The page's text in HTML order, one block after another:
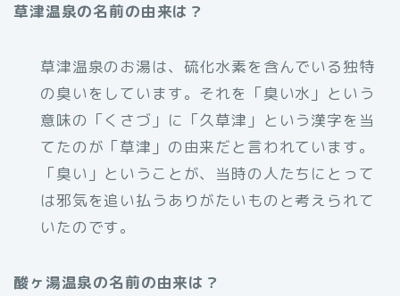
草津温泉の名前の由来は？
草津温泉のお湯は、硫化水素を含んでいる独特
の臭いをしています。それを「臭い水」という
意味の「くさづ」に「久草津」という漢字を当
てたのが「草津」の由来だと言われています。
「臭い」ということが、当時の人たちにとって
は邪気を追い払うありがたいものと考えられて
いたのです。
酸ヶ湯温泉の名前の由来は？